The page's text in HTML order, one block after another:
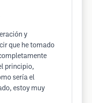
y
que he tomado
principio,
sería el
estoy muy